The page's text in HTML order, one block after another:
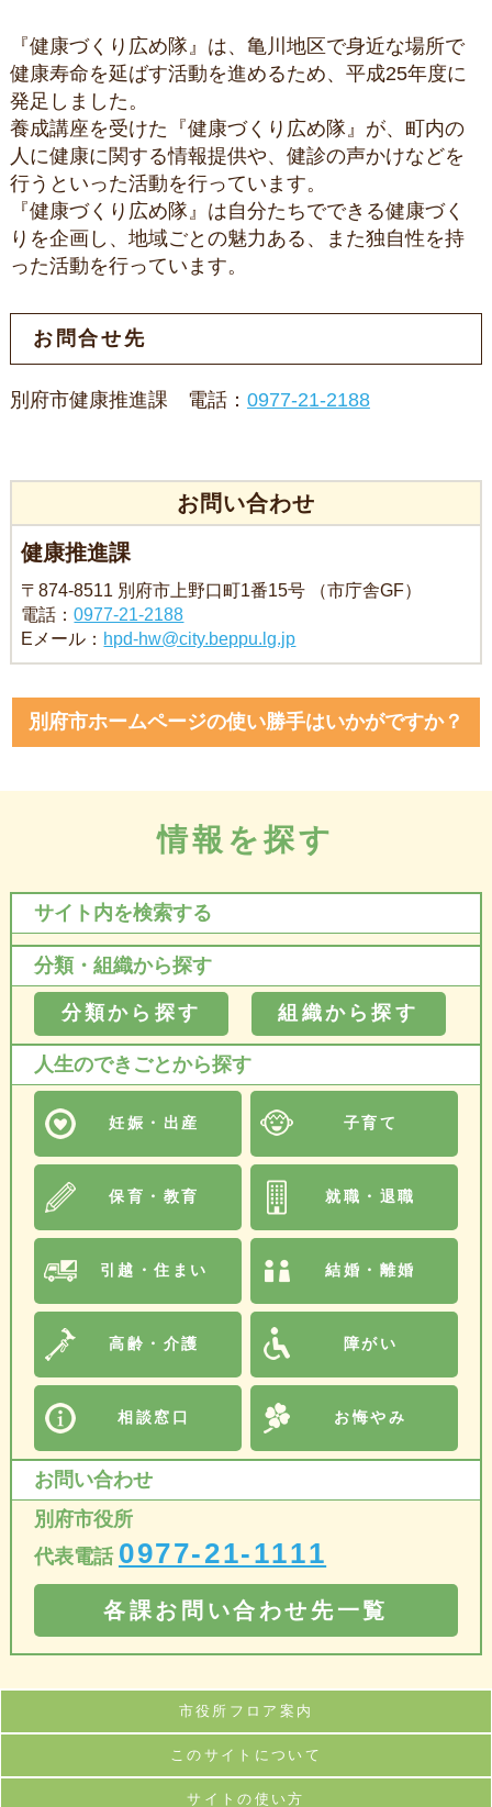
『健康づくり広め隊』は、亀川地区で身近な場所で
健康寿命を延ばす活動を進めるため、平成25年度に
発足しました。
養成講座を受けた『健康づくり広め隊』が、町内の
人に健康に関する情報提供や、健診の声かけなどを
行うといった活動を行っています。
『健康づくり広め隊』は自分たちでできる健康づく
りを企画し、地域ごとの魅力ある、また独自性を持
った活動を行っています。
お問合せ先
別府市健康推進課 電話： 0977-21-2188
お問い合わせ
健康推進課
〒874-8511 別府市上野口町1番15号 （市庁舎GF）
電話：0977-21-2188
Eメール： hpd-hw@city.beppu.lg.jp
別府市ホームページの使い勝手はいかがですか？
情報を探す
サイト内を検索する
分類・組織から探す
分類から探す 組織から探す
人生のできごとから探す
妊娠・出産 子育て
保育・教育 就職・退職
引越・住まい 結婚・離婚
高齢・介護 障がい
相談窓口 お悔やみ
お問い合わせ
別府市役所
代表電話 0977-21-1111
各課お問い合わせ先一覧
市役所フロア案内
このサイトについて
サイトの使い方